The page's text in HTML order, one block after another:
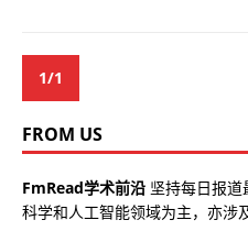
1/1
FROM US
FmRead学术前沿 坚持每日报
科学和人工智能领域为主，亦涉